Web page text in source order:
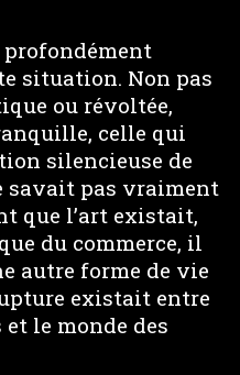
profondément
situation. Non pas
ou révoltée,
celle qui
silencieuse de
savait pas vraiment
que l’art existait,
du commerce, il
autre forme de vie
existait entre
le monde des